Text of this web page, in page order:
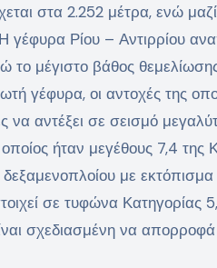
στα 2.252 μέτρα, ενώ
Ρίου – Αντιρρίου
το μέγιστο βάθος
γέφυρα, οι αντοχές της
να αντέξει σε σεισμό
ήταν μεγέθους 7,4 της
με
σε τυφώνα Κατηγορίας
σχεδιασμένη να απορροφά